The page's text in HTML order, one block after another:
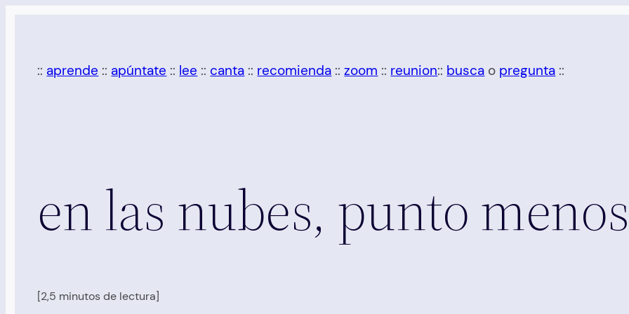
contenido
:: aprende :: apúntate :: lee :: canta :: recomienda ::zoom :: reunion:: busca o pregunta ::
en las nubes, punto menos
[2,5 minutos de lectura]